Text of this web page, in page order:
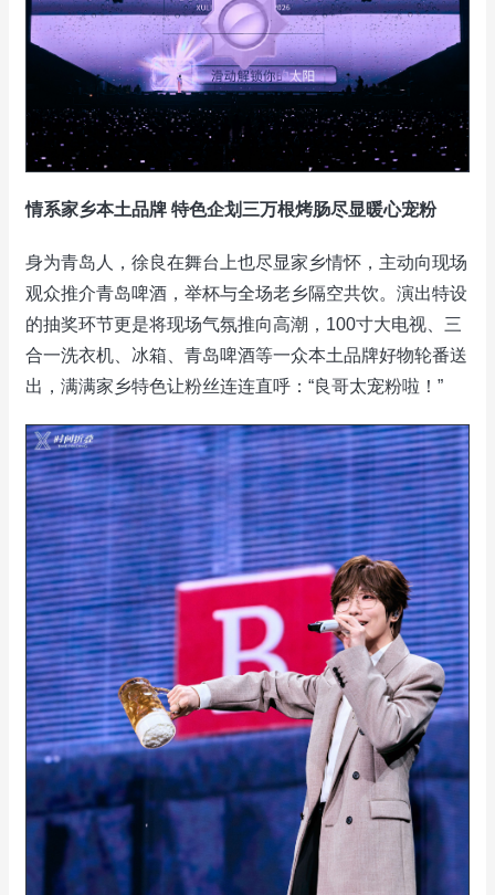
情系家乡本土品牌 特色企划三万根烤肠尽显暖心宠粉
身为青岛人，徐良在舞台上也尽显家乡情怀，主动向现场
观众推介青岛啤酒，举杯与全场老乡隔空共饮。演出特设
的抽奖环节更是将现场气氛推向高潮，100寸大电视、三
合一洗衣机、冰箱、青岛啤酒等一众本土品牌好物轮番送
出，满满家乡特色让粉丝连连直呼：“良哥太宠粉啦！”